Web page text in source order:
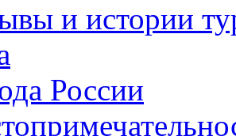
и истории
России